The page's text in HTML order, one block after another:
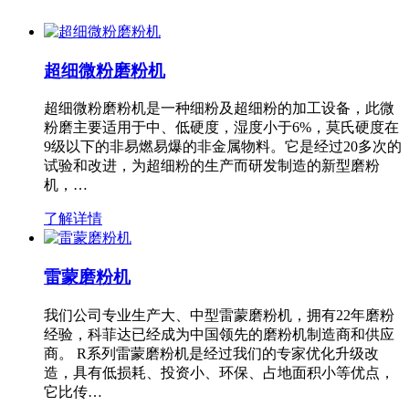
超细微粉磨粉机
超细微粉磨粉机是一种细粉及超细粉的加工设备，此微
粉磨主要适用于中、低硬度，湿度小于6%，莫氏硬度在
9级以下的非易燃易爆的非金属物料。它是经过20多次的
试验和改进，为超细粉的生产而研发制造的新型磨粉
机，…
了解详情
雷蒙磨粉机
我们公司专业生产大、中型雷蒙磨粉机，拥有22年磨粉
经验，科菲达已经成为中国领先的磨粉机制造商和供应
商。 R系列雷蒙磨粉机是经过我们的专家优化升级改
造，具有低损耗、投资小、环保、占地面积小等优点，
它比传…